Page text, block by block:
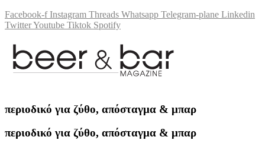
Facebook-f Instagram Threads Whatsapp Telegram-plane Linkedin
TwitterYoutube Tiktok Spotify
περιοδικό για ζύθο, απόσταγμα & μπαρ
περιοδικό για ζύθο, απόσταγμα & μπαρ